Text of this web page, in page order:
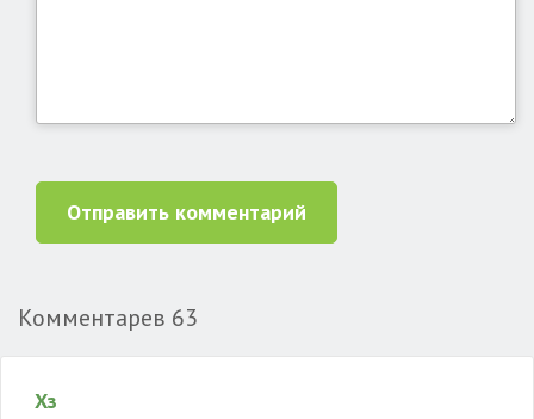
Отправить комментарий
Комментарев 63
Хз